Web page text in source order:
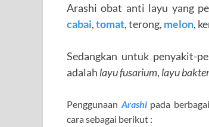
Arashi obat anti layu yang
cabai,tomat, terong, melon,
Sedangkan untuk penyakit-
adalah layu fusarium, layu
Penggunaan Arashi pada
cara sebagai berikut :